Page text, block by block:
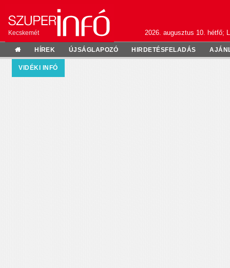
Kecskemét 2026. augusztus 10. hétfő;
HÍREK ÚJSÁGLAPOZÓ HIRDETÉSFELADÁS
VIDÉKI INFÓ